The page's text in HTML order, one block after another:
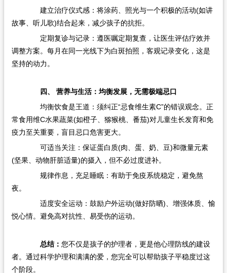
建立治疗仪式感：将涂药、照光与一个积极的活动(如讲
故事、听儿歌)结合起来，减少孩子的抗拒。
定期复诊与记录：遵医嘱定期复查，让医生评估疗效并
调整方案。每月在同一光线下为白斑拍照，客观记录变化，这是
坚持的动力。
四、 营养与生活：均衡发展，无需极端忌口
均衡饮食是王道：须纠正“忌食维生素C”的错误观念。正
常食用维C水果蔬菜(如橙子、猕猴桃、番茄)对儿童生长发育和免
疫力至关重要，盲目忌口危害更大。
可适当关注：保证蛋白质(肉、蛋、奶、豆)和微量元素
(坚果、动物肝脏适量)的摄入，但不必过度进补。
规律作息，充足睡眠：有助于免疫系统稳定，避免熬
夜。
适度安全运动：鼓励户外运动(做好防晒)、增强体质、愉
悦心情。避免高对抗性、易受伤的运动。
总结： 您不仅是孩子的护理者，更是他心理防线的建设
者。通过科学护理和满满的爱，您完全可以帮助孩子平稳度过这
个阶段。